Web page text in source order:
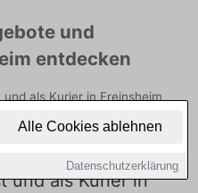
Alle Cookies ablehnen
Datenschutzerklärung
und
entdecken
als Kurier in Freinsheim
Sie freie Optionen
Sie sich noch heute.
und als Kurier in